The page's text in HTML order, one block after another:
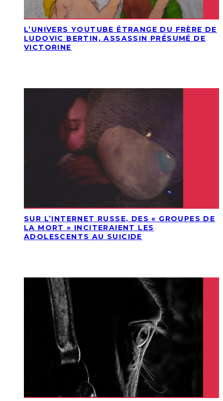
L’UNIVERS YOUTUBE ÉTRANGE DU FRÈRE DE
LUDOVIC BERTIN, ASSASSIN PRÉSUMÉ DE
VICTORINE
SUR L’INTERNET RUSSE, DES « GROUPES DE
LA MORT » INCITERAIENT LES
ADOLESCENTS AU SUICIDE